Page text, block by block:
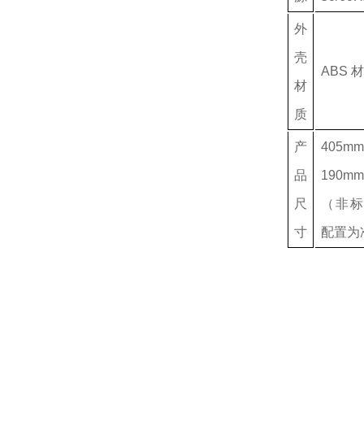
外
壳
材
质
ABS
产
品
尺
寸
（非
配置为